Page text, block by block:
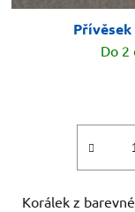
Do 2
Korálek z